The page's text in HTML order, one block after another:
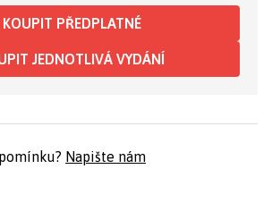
KOUPIT PŘEDPLATNÉ
JEDNOTLIVÁ VYDÁNÍ
Napište nám